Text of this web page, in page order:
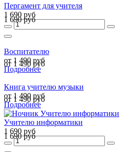
Пергамент для учителя
1 690 руб
1 690 руб
Воспитателю
от 1 490 руб
от 1 490 руб
Подробнее
Книга учителю музыки
от 1 490 руб
от 1 490 руб
Подробнее
Учителю информатики
1 690 руб
1 690 руб